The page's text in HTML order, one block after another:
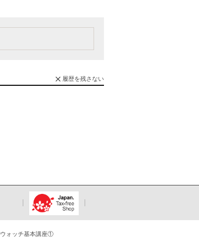
履歴を残さない
ウォッチ基本講座①